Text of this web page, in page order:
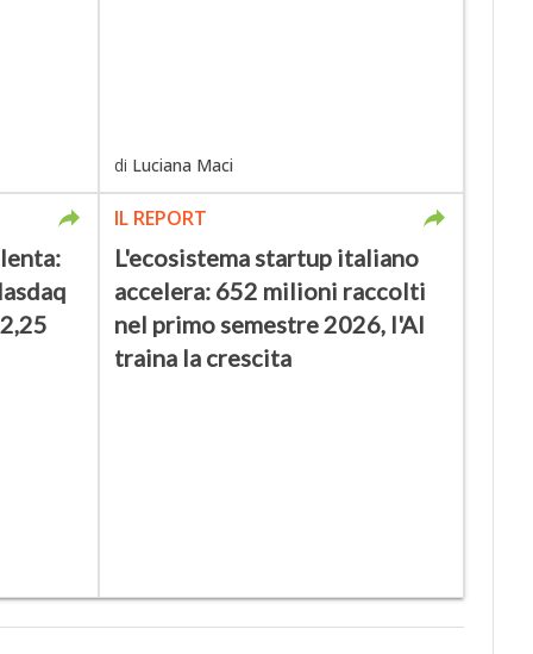
di Luciana Maci
IL REPORT
L'ecosistema startup italiano
accelera: 652 milioni raccolti
nel primo semestre 2026, l'AI
traina la crescita